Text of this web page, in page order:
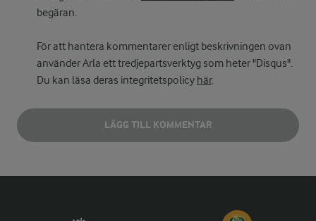
begäran.
För att hantera kommentarer enligt beskrivningen ovan
använder Arla ett tredjepartsverktyg som heter "Disqus".
Du kan läsa deras integritetspolicy här.
LÄGG TILL KOMMENTAR